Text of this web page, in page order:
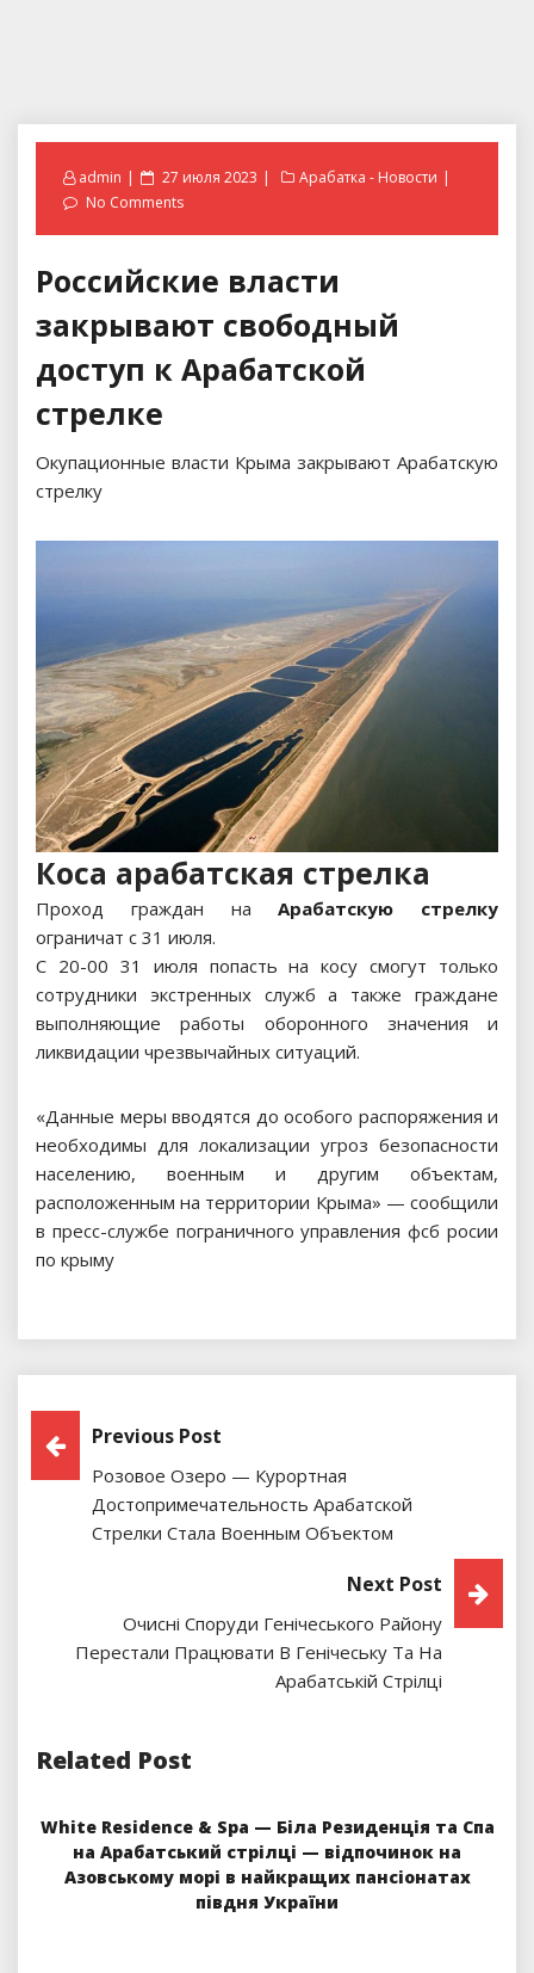
admin
Posted
on
27 июля 2023
Арабатка - Новости
No Comments
Российские власти
закрывают свободный
доступ к Арабатской
стрелке
Окупационные власти Крыма закрывают Арабатскую
стрелку
Коса арабатская стрелка
Проход граждан наАрабатскую стрелку
ограничат с 31 июля.
С 20-00 31 июля попасть на косу смогут только
сотрудники экстренных служб а также граждане
выполняющие работы оборонного значения и
ликвидации чрезвычайных ситуаций.
«Данные меры вводятся до особого распоряжения и
необходимы для локализации угроз безопасности
населению, военным и другим объектам,
расположенным на территории Крыма» — сообщили
в пресс-службе пограничного управления фсб росии
по крыму
Навигация
По
Записям
Previous Post
Розовое Озеро — Курортная
Достопримечательность Арабатской
Стрелки Стала Военным Объектом
Next Post
Очисні Споруди Генічеського Району
Перестали Працювати В Генічеську Та На
Арабатській Стрілці
Related Post
White Residence & Spa — Біла Резиденція та Спа
на Арабатський стрілці — відпочинок на
Азовському морі в найкращих пансіонатах
півдня України